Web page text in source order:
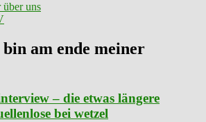
über uns
bin am ende meiner
– die etwas längere
bei wetzel